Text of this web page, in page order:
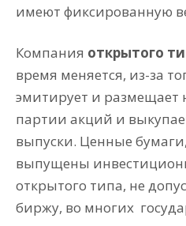
имеют фиксированную
Компания открытого
время меняется, из-за
эмитирует и размещает
партии акций и
выпуски. Ценные
выпущены
открытого типа, не
биржу, во многих